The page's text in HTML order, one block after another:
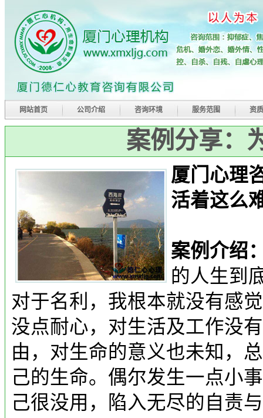
网站首页 公司介绍 咨询环境 服务范围 资
案例分享：
厦门心理
活着这么
案例介绍
的人生到
对于名利，我根本就没有感
没点耐心，对生活及工作没
由，对生命的意义也未知，
己的生命。偶尔发生一点小
己很没用，陷入无尽的自责